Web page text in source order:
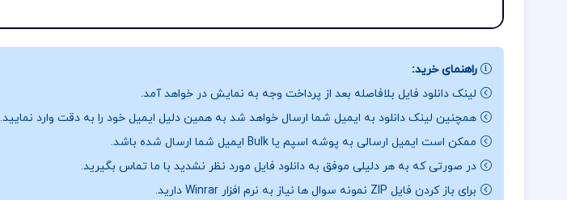
راهنمای خرید:
لینک دانلود فایل بلافاصله بعد از پرداخت وجه به نمایش در خواهد آمد.
همچنین لینک دانلود به ایمیل شما ارسال خواهد شد به همین دلیل ایمیل خود را به دقت وارد نمایید.
ممکن است ایمیل ارسالی به پوشه اسپم یا Bulk ایمیل شما ارسال شده باشد.
در صورتی که به هر دلیلی موفق به دانلود فایل مورد نظر نشدید با ما تماس بگیرید.
برای باز کردن فایل ZIP نمونه سوال ها نیاز به نرم افزار Winrar دارید.